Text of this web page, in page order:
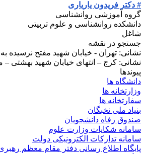
# دکتر فریدون یاریاری
گروه آموزشی روانشناسی
دانشکده روانشناسی و علوم تربیتی
شاغل
جستجو در نقشه
نشانی: تهران - خیابان شهید مفتح نرسیده به
نشانی: کرج – انتهای خیابان شهید بهشتی –
پیوندها
دانشگاه ها
وزارتخانه ها
سفارتخانه ها
بنیاد ملی نخبگان
صندوق رفاه دانشجویان
سامانه شکایات وزارت علوم
سامانه تدارکات الکترونیکی دولت
پایگاه اطلاع رسانی دفتر مقام معظم